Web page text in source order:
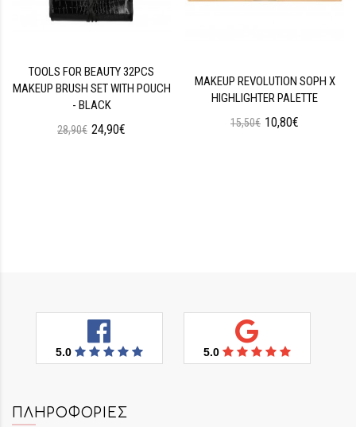
TOOLS FOR BEAUTY 32PCS
MAKEUP BRUSH SET WITH POUCH
- BLACK
28,90€ 24,90€
MAKEUP REVOLUTION SOPH X
HIGHLIGHTER PALETTE
15,50€ 10,80€
5.0 5.0
ΠΛΗΡΟΦΟΡΊΕΣ